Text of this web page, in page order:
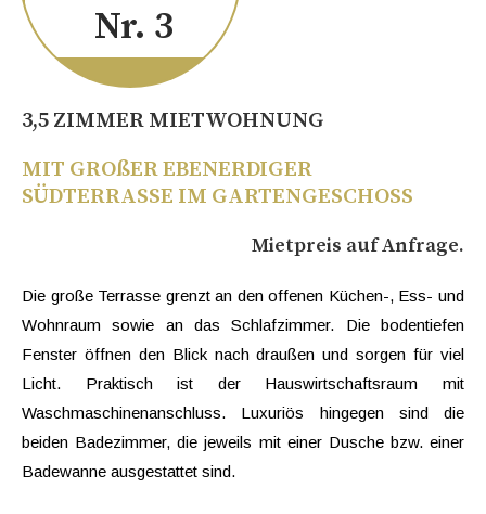
Nr. 3
3,5 ZIMMER MIETWOHNUNG
MIT GROßER EBENERDIGER
SÜDTERRASSE IM GARTENGESCHOSS
Mietpreis auf Anfrage.
Die große Terrasse grenzt an den offenen Küchen-, Ess- und
Wohnraum sowie an das Schlafzimmer. Die bodentiefen
Fenster öffnen den Blick nach draußen und sorgen für viel
Licht. Praktisch ist der Hauswirtschaftsraum mit
Waschmaschinenanschluss. Luxuriös hingegen sind die
beiden Badezimmer, die jeweils mit einer Dusche bzw. einer
Badewanne ausgestattet sind.